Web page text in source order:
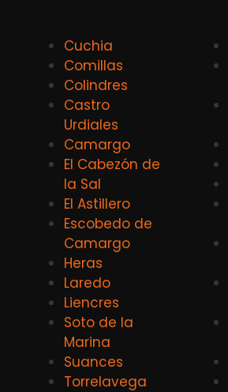
Cuchia
Comillas
Colindres
Castro
Urdiales
Camargo
El Cabezón de
la Sal
El Astillero
Escobedo de
Camargo
Heras
Laredo
Liencres
Soto de la
Marina
Suances
Torrelavega